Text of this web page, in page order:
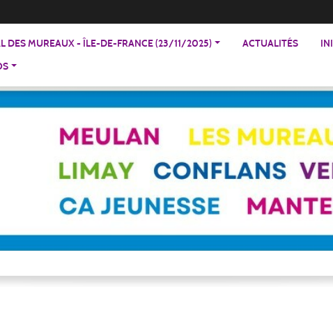
DES MUREAUX - ÎLE-DE-FRANCE (23/11/2025) ACTUALITÉS